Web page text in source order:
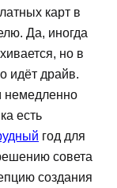
карт в
Да, иногда
но в
идёт драйв.
немедленно
есть
год для
совета
создания